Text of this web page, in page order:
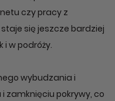
czy pracy z
się jeszcze bardziej
w podróży.
wybudzania i
zamknięciu pokrywy, co